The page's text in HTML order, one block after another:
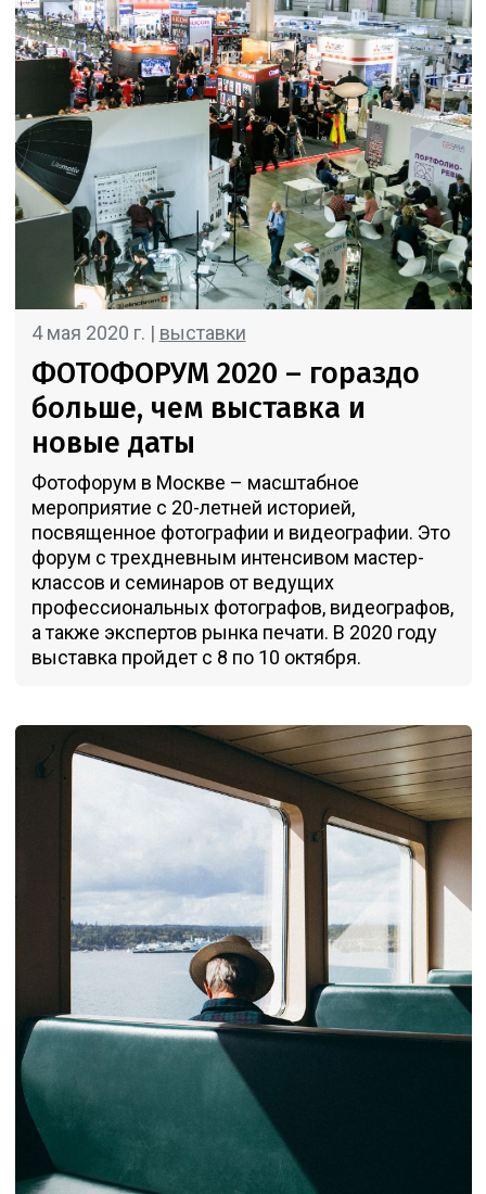
4 мая 2020 г. | выставки
ФОТОФОРУМ 2020 – гораздо
больше, чем выставка и
новые даты
Фотофорум в Москве – масштабное
мероприятие с 20-летней историей,
посвященное фотографии и видеографии. Это
форум с трехдневным интенсивом мастер-
классов и семинаров от ведущих
профессиональных фотографов, видеографов,
а также экспертов рынка печати. В 2020 году
выставка пройдет с 8 по 10 октября.